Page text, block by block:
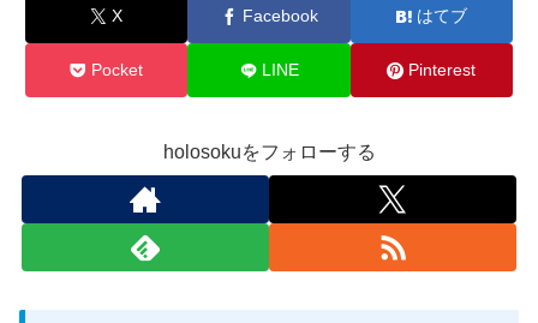
X Facebook はてブ
Pocket LINE Pinterest
holosokuをフォローする